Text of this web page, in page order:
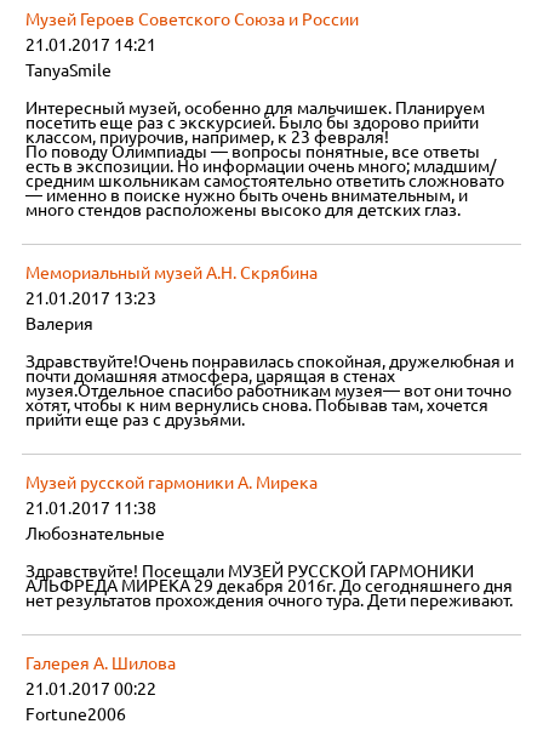
Музей Героев Советского Союза и России
21.01.2017 14:21
TanyaSmile
Интересный музей, особенно для мальчишек. Планируем
посетить еще раз с экскурсией. Было бы здорово прийти
классом, приурочив, например, к 23 февраля!
По поводу Олимпиады — вопросы понятные, все ответы
есть в экспозиции. Но информации очень много; младшим/
средним школьникам самостоятельно ответить сложновато
— именно в поиске нужно быть очень внимательным, и
много стендов расположены высоко для детских глаз.
Мемориальный музей А.Н. Скрябина
21.01.2017 13:23
Валерия
Здравствуйте!Очень понравилась спокойная, дружелюбная и
почти домашняя атмосфера, царящая в стенах
музея.Отдельное спасибо работникам музея— вот они точно
хотят, чтобы к ним вернулись снова. Побывав там, хочется
прийти еще раз с друзьями.
Музей русской гармоники А. Мирека
21.01.2017 11:38
Любознательные
Здравствуйте! Посещали МУЗЕЙ РУССКОЙ ГАРМОНИКИ
АЛЬФРЕДА МИРЕКА 29 декабря 2016г. До сегодняшнего дня
нет результатов прохождения очного тура. Дети переживают.
Галерея А. Шилова
21.01.2017 00:22
Fortune2006